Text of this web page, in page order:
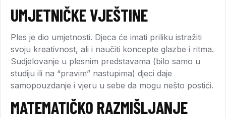
UMJETNIČKE VJEŠTINE
Ples je dio umjetnosti. Djeca će imati priliku istražiti
svoju kreativnost, ali i naučiti koncepte glazbe i ritma.
Sudjelovanje u plesnim predstavama (bilo samo u
studiju ili na “pravim” nastupima) djeci daje
samopouzdanje i vjeru u sebe da mogu nešto postići.
MATEMATIČKO RAZMIŠLJANJE